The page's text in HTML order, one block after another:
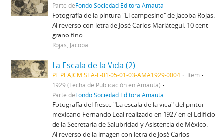
Parte deFondo Sociedad Editora Amauta
Fotografía de la pintura "El campesino" de Jacoba Rojas.
Al reverso con letra de José Carlos Mariátegui: 10 cent
grano fino.
Rojas, Jacoba
La Escala de la Vida (2)
PE PEAJCM SEA-F-01-05-01-03-AMA1929-0004
Item
1929 (Fecha de Publicación en Amauta)
Parte deFondo Sociedad Editora Amauta
Fotografía del fresco "La escala de la vida" del pintor
mexicano Fernando Leal realizado en 1927 en el Edificio
de la Secretaría de Salubridad y Asistencia de México.
Al reverso de la imagen con letra de José Carlos